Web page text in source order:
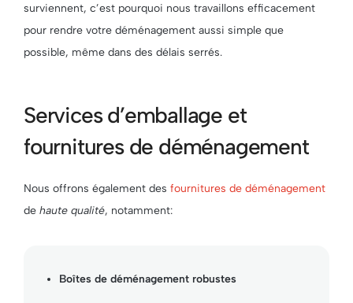
surviennent, c’est pourquoi nous travaillons efficacement
pour rendre votre déménagement aussi simple que
possible, même dans des délais serrés.
Services d’emballage et
fournitures de déménagement
Nous offrons également des fournitures de déménagement
de haute qualité, notamment:
Boîtes de déménagement robustes